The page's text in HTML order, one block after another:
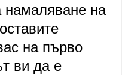
намаляване на
на първо
ви да е